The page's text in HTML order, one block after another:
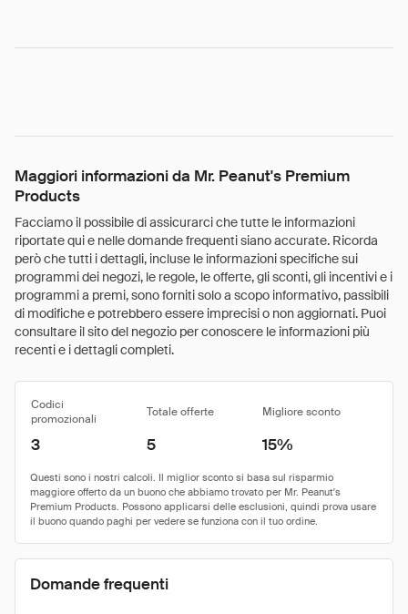
Maggiori informazioni da Mr. Peanut's Premium
Products
Facciamo il possibile di assicurarci che tutte le informazioni
riportate qui e nelle domande frequenti siano accurate. Ricorda
però che tutti i dettagli, incluse le informazioni specifiche sui
programmi dei negozi, le regole, le offerte, gli sconti, gli incentivi e i
programmi a premi, sono forniti solo a scopo informativo, passibili
di modifiche e potrebbero essere imprecisi o non aggiornati. Puoi
consultare il sito del negozio per conoscere le informazioni più
recenti e i dettagli completi.
Codici
promozionali
Totale offerte Migliore sconto
3 5 15%
Domande frequenti